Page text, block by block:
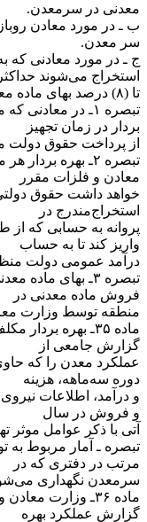
معدنی در سرمعدن.
سر معدن.
ج ـ در مورد معادنی که
استخراج می‌شوند حداکثر
تا (۸) درصد بهای ماده معدنی در سر معدن.
‌تبصره ۱ـ در
بردار در زمان تجهیز
از پرداخت حقوق
‌تبصره ۲ـ بهره
معادن و فلزات مقرر
خواهد داشت حقوق
استخراج‌مندرج در
پروانه به حسابی که
واریز کند تا به حساب
درآمد عمومی دولت
‌تبصره ۳ـ بهای
فروش ماده معدنی در
منطقه توسط وزارت
‌ماده ۳۵ـ بهره
گزارش جامعی از
عملکرد معدن را که
دوره سه‌ماهه، هزینه
و درآمد، اطلاعات نیروی
و فروش در سال
آتی با ذکر عوامل موثر
‌تبصره ـ آمار مربوط به
مرتب در دفتری که در
سرمعدن نگهداری
گزارش عملکرد بهره